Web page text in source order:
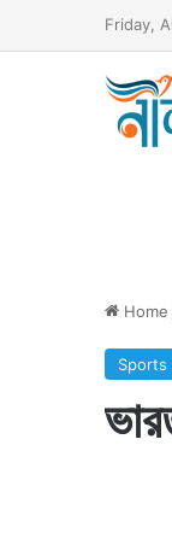
Friday,
Home
Sports